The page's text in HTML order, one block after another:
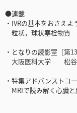
●連載
・IVRの基本をおさえ
粒状，球状塞栓物
・となりの読影室［第13
大阪医科大学 松谷
・特集アドバンストコ
MRIで読み解く心臓